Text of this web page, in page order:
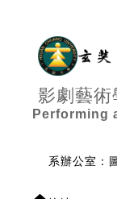
影劇藝術
Performing
系辦公室：